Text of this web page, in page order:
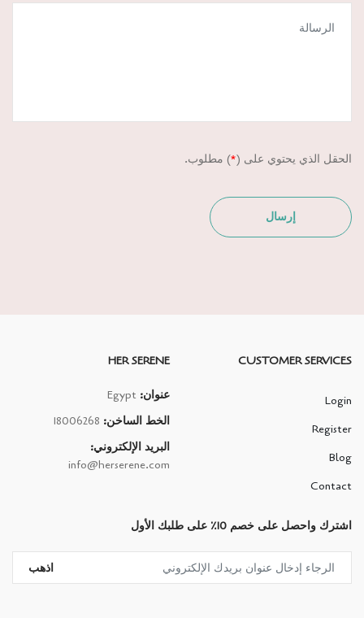
الحقل الذي يحتوي على (*) مطلوب.
إرسال
CUSTOMER SERVICES
Login
Register
Blog
Contact
HER SERENE
عنوان: Egypt
الخط الساخن: 18006268
البريد الإلكتروني:
info@herserene.com
اشترك واحصل على خصم 10٪ على طلبك الأول
اذهب